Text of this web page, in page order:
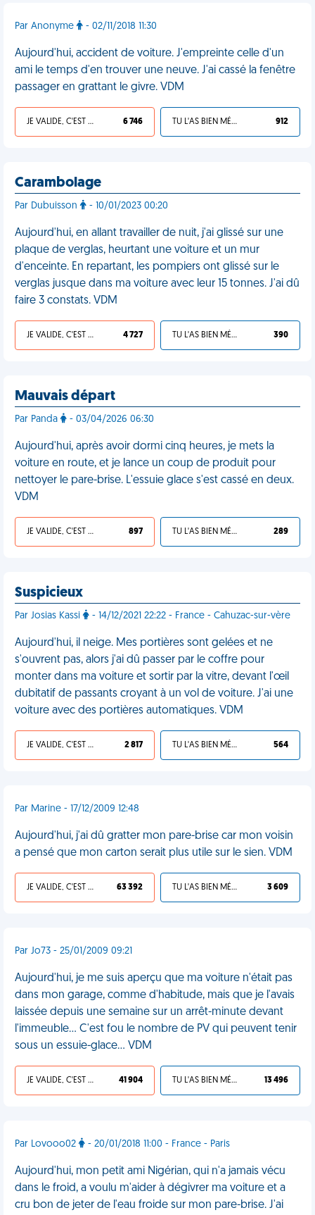
Par Anonyme - 02/11/2018 11:30
Aujourd'hui, accident de voiture. J'empreinte celle d'un
ami le temps d'en trouver une neuve. J'ai cassé la fenêtre
passager en grattant le givre. VDM
JE VALIDE, C'EST UNE VDM 6 746 TU L'AS BIEN MÉRITÉ 912
Carambolage
Par Dubuisson - 10/01/2023 00:20
Aujourd'hui, en allant travailler de nuit, j'ai glissé sur une
plaque de verglas, heurtant une voiture et un mur
d'enceinte. En repartant, les pompiers ont glissé sur le
verglas jusque dans ma voiture avec leur 15 tonnes. J'ai dû
faire 3 constats. VDM
JE VALIDE, C'EST UNE VDM 4 727 TU L'AS BIEN MÉRITÉ 390
Mauvais départ
Par Panda - 03/04/2026 06:30
Aujourd'hui, après avoir dormi cinq heures, je mets la
voiture en route, et je lance un coup de produit pour
nettoyer le pare-brise. L'essuie glace s'est cassé en deux.
VDM
JE VALIDE, C'EST UNE VDM 897 TU L'AS BIEN MÉRITÉ 289
Suspicieux
Par Josias Kassi - 14/12/2021 22:22 - France - Cahuzac-sur-vère
Aujourd'hui, il neige. Mes portières sont gelées et ne
s'ouvrent pas, alors j'ai dû passer par le coffre pour
monter dans ma voiture et sortir par la vitre, devant l'œil
dubitatif de passants croyant à un vol de voiture. J'ai une
voiture avec des portières automatiques. VDM
JE VALIDE, C'EST UNE VDM 2 817 TU L'AS BIEN MÉRITÉ 564
Par Marine - 17/12/2009 12:48
Aujourd'hui, j'ai dû gratter mon pare-brise car mon voisin
a pensé que mon carton serait plus utile sur le sien. VDM
JE VALIDE, C'EST UNE VDM 63 392 TU L'AS BIEN MÉRITÉ 3 609
Par Jo73 - 25/01/2009 09:21
Aujourd'hui, je me suis aperçu que ma voiture n'était pas
dans mon garage, comme d'habitude, mais que je l'avais
laissée depuis une semaine sur un arrêt-minute devant
l'immeuble... C'est fou le nombre de PV qui peuvent tenir
sous un essuie-glace... VDM
JE VALIDE, C'EST UNE VDM 41 904 TU L'AS BIEN MÉRITÉ 13 496
Par Lovooo02 - 20/01/2018 11:00 - France - Paris
Aujourd'hui, mon petit ami Nigérian, qui n'a jamais vécu
dans le froid, a voulu m'aider à dégivrer ma voiture et a
cru bon de jeter de l'eau froide sur mon pare-brise. J'ai